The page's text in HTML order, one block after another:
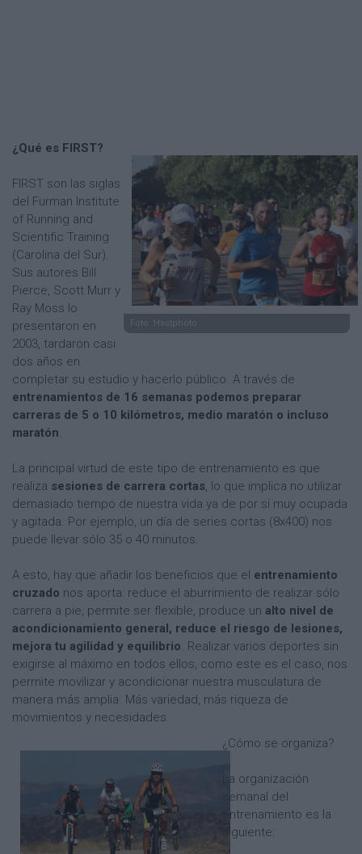
Foto: Hastphoto
¿Qué es FIRST?
FIRST son las siglas
del Furman Institute
of Running and
Scientific Training
(Carolina del Sur).
Sus autores Bill
Pierce, Scott Murr y
Ray Moss lo
presentaron en
2003, tardaron casi
dos años en
completar su estudio y hacerlo público. A través de
entrenamientos de 16 semanas podemos preparar
carreras de 5 o 10 kilómetros, medio maratón o incluso
maratón.
La principal virtud de este tipo de entrenamiento es que
realiza sesiones de carrera cortas, lo que implica no utilizar
demasiado tiempo de nuestra vida ya de por sí muy ocupada
y agitada. Por ejemplo, un día de series cortas (8x400) nos
puede llevar sólo 35 o 40 minutos.
A esto, hay que añadir los beneficios que el entrenamiento
cruzado nos aporta: reduce el aburrimiento de realizar sólo
carrera a pie, permite ser flexible, produce un alto nivel de
acondicionamiento general, reduce el riesgo de lesiones,
mejora tu agilidad y equilibrio. Realizar varios deportes sin
exigirse al máximo en todos ellos, como este es el caso, nos
permite movilizar y acondicionar nuestra musculatura de
manera más amplia. Más variedad, más riqueza de
movimientos y necesidades.
¿Cómo se organiza?
La organización
semanal del
entrenamiento es la
siguiente: